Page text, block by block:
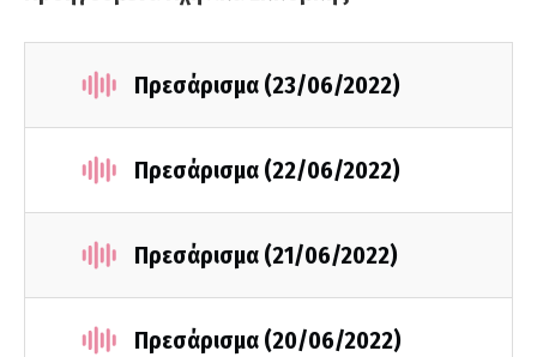
Πρεσάρισμα (23/06/2022)
Πρεσάρισμα (22/06/2022)
Πρεσάρισμα (21/06/2022)
Πρεσάρισμα (20/06/2022)